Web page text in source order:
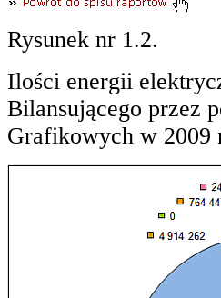
Rysunek nr 1.2.
Ilości energii
Bilansującego przez
Grafikowych w 2009